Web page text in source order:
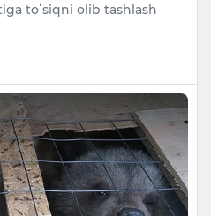
toʻsiqni olib tashlash